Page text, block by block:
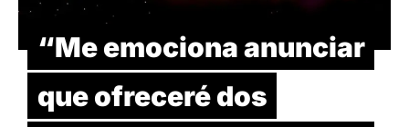
“Me emociona anunciar
que ofreceré dos